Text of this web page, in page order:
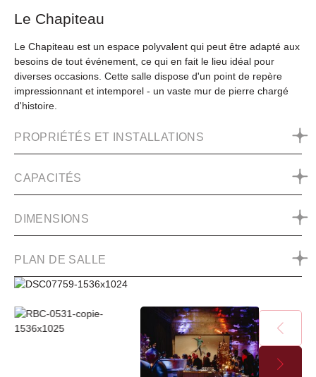
Le Chapiteau
Le Chapiteau est un espace polyvalent qui peut être adapté aux
besoins de tout événement, ce qui en fait le lieu idéal pour
diverses occasions. Cette salle dispose d'un point de repère
impressionnant et intemporel - un vaste mur de pierre chargé
d'histoire.
PROPRIÉTÉS ET INSTALLATIONS
CAPACITÉS
DIMENSIONS
PLAN DE SALLE